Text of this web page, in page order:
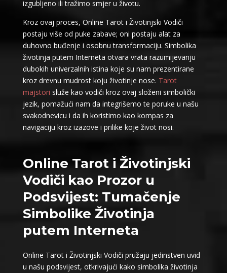
izgubljeno ili tražimo smjer u životu.
Kroz ovaj proces, Online Tarot i Životinjski Vodiči
postaju više od puke zabave; oni postaju alat za
duhovno buđenje i osobnu transformaciju. Simbolika
životinja putem Interneta otvara vrata razumijevanju
dubokih univerzalnih istina koje su nam prezentirane
kroz drevnu mudrost koju životinje nose. Tarot
majstori služe kao vodiči kroz ovaj složeni simbolički
jezik, pomažući nam da integrišemo te poruke u našu
svakodnevicu i da ih koristimo kao kompas za
navigaciju kroz izazove i prilike koje život nosi.
Online Tarot i Životinjski
Vodiči kao Prozor u
Podsvijest: Tumačenje
Simbolike Životinja
putem Interneta
Online Tarot i Životinjski Vodiči pružaju jedinstven uvid
u našu podsvijest, otkrivajući kako simbolika životinja